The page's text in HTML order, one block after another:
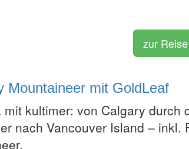
zur
Mountaineer mit GoldLeaf
mit kultimer: von Calgary durch
nach Vancouver Island – inkl.